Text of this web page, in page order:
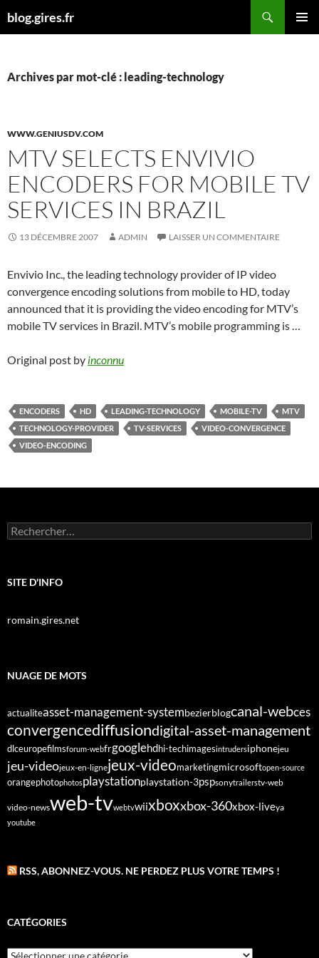
aublog.gires.fr
Archives par mot-clé : leading-technology
WWW.GENIUSDV.COM
MTV SELECTS ENVIVIO
ENCODERS FOR MOBILE TV
SERVICES IN BRAZIL
13 DÉCEMBRE 2007 ADMIN LAISSER UN COMMENTAIRE
Envivio Inc., the leading technology provider of IP video
convergence encoding solutions from mobile to HD, today
announced that it is providing the video encoding for MTV’s
mobile TV services in Brazil. MTV’s mobile programming is …
Original post by inconnu
ENCODERS HD LEADING-TECHNOLOGY MOBILE-TV
MTV
TECHNOLOGY-PROVIDER
TV-SERVICES
VIDEO-CONVERGENCE
VIDEO-ENCODING
Rechercher :
SITE D'INFO
romain.gires.net
NUAGE DE MOTS
actualiteasset-management-systembezierblogcanal-webces
convergencediffusiondigital-asset-management
dlceuropefilmsforum-webfrgooglehdhi-techimagesintrudersiphonejeu
jeu-videojeux-en-lignejeux-videomarketingmicrosoftopen-source
orangephotophotosplaystationplaystation-3pspsonytrailerstv-web
video-newsweb-tvwebtvwiixboxxbox-360xbox-liveya
youtube
RSS, ABONNEZ-VOUS. NE PERDEZ PLUS VOTRE TEMPS !
CATÉGORIES
Catégories